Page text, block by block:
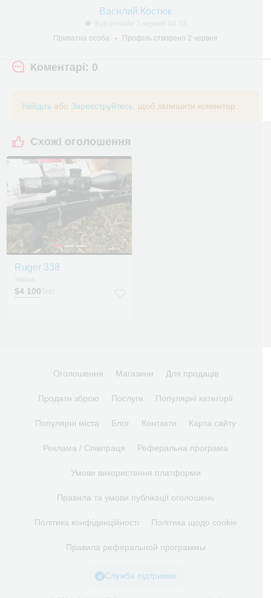
Василий Костюк
Приватна особа
Профіль створено 2 червня
Коментарі: 0
Увійдіть або Зареєструйтесь , щоб залишити коментар.
Схожі оголошення
3
Ruger 338
$4 100
Оголошення Магазини Для продаців
Продати зброю Послуги Популярні категорії
Популярні міста Блог Контакти Карта сайту
Реклама / Співпраця Реферальна програма
Умови використання платформи
Правила та умови публікації оголошень
Політика конфіденційності Політика щодо cookie
Правила реферальной программы
Служба підтримки